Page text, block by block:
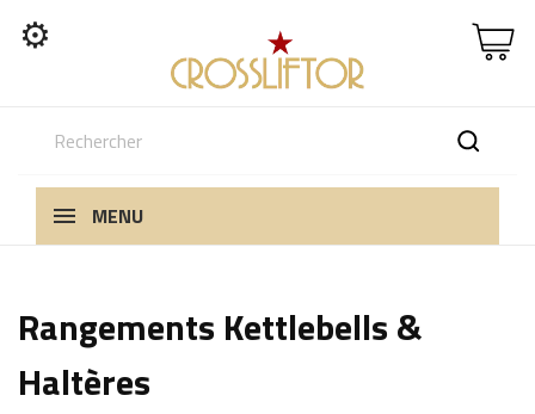
⚙
MENU
Rangements Kettlebells &
Haltères